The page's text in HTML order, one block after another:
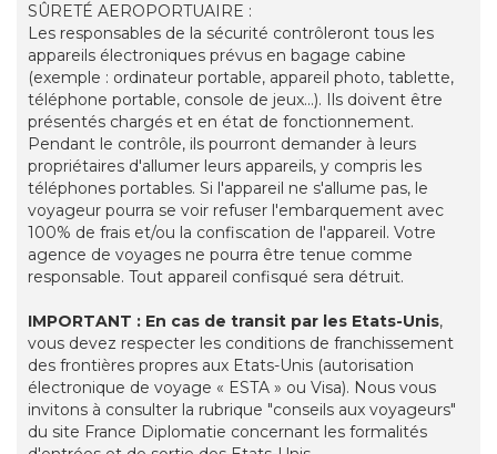
SÛRETÉ AEROPORTUAIRE :
Les responsables de la sécurité contrôleront tous les
appareils électroniques prévus en bagage cabine
(exemple : ordinateur portable, appareil photo, tablette,
téléphone portable, console de jeux...). Ils doivent être
présentés chargés et en état de fonctionnement.
Pendant le contrôle, ils pourront demander à leurs
propriétaires d'allumer leurs appareils, y compris les
téléphones portables. Si l'appareil ne s'allume pas, le
voyageur pourra se voir refuser l'embarquement avec
100% de frais et/ou la confiscation de l'appareil. Votre
agence de voyages ne pourra être tenue comme
responsable. Tout appareil confisqué sera détruit.
IMPORTANT : En cas de transit par les Etats-Unis,
vous devez respecter les conditions de franchissement
des frontières propres aux Etats-Unis (autorisation
électronique de voyage « ESTA » ou Visa). Nous vous
invitons à consulter la rubrique "conseils aux voyageurs"
du site France Diplomatie concernant les formalités